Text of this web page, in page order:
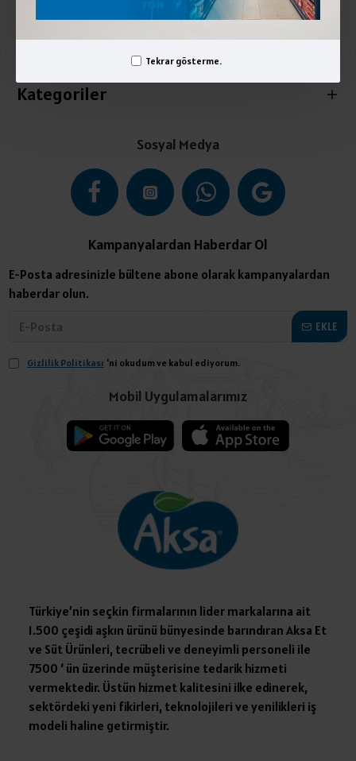
Tekrar gösterme.
Üyelik İşlemleri
Kategoriler
Sosyal Medya
Kampanyalardan Haberdar Ol
E-Posta adresinizle bültene abone olarak kampanyalardan
haberdar olun.
EKLE
Gizlilik Politikası 'ni okudum ve kabul ediyorum.
Mobil Uygulamalarımız
Türkiye’nin seçkin firmalarının lider markalarına ait
1.500 çeşidi aşkın ürünü bünyesinde barındıran Aksa Et
ve Süt Ürünleri, tecrübeli ve deneyimli personeli ile
7500 ‘ ün üzerinde müşterisine tedarik hizmeti
vermektedir. Üstün hizmet kalitesini ilke edinerek,
sektördeki yeni fikirleri, teknolojileri ve yenilikleri iş
modeli haline getirmiştir.